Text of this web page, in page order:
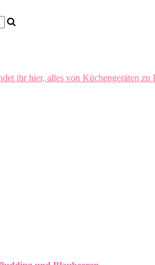
ihr hier, alles von Küchengeräten zu